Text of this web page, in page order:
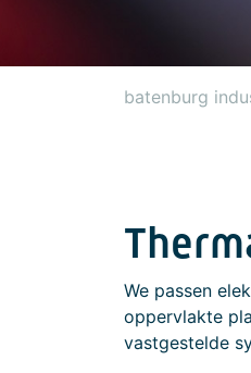
batenburg
We passen
oppervlakte
vastgestelde